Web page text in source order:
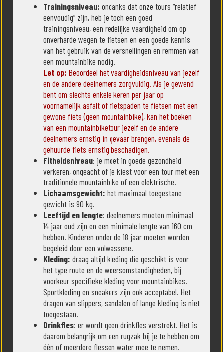
Trainingsniveau: ondanks dat onze tours “relatief
eenvoudig” zijn, heb je toch een goed
trainingsniveau, een redelijke vaardigheid om op
onverharde wegen te fietsen en een goede kennis
van het gebruik van de versnellingen en remmen van
een mountainbike nodig.
Let op: Beoordeel het vaardigheidsniveau van jezelf
en de andere deelnemers zorgvuldig. Als je gewend
bent om slechts enkele keren per jaar op
voornamelijk asfalt of fietspaden te fietsen met een
gewone fiets (geen mountainbike), kan het boeken
van een mountainbiketour jezelf en de andere
deelnemers ernstig in gevaar brengen, evenals de
gehuurde fiets ernstig beschadigen.
Fitheidsniveau: je moet in goede gezondheid
verkeren, ongeacht of je kiest voor een tour met een
traditionele mountainbike of een elektrische.
Lichaamsgewicht: het maximaal toegestane
gewicht is 90 kg.
Leeftijd en lengte: deelnemers moeten minimaal
14 jaar oud zijn en een minimale lengte van 160 cm
hebben. Kinderen onder de 18 jaar moeten worden
begeleid door een volwassene.
Kleding: draag altijd kleding die geschikt is voor
het type route en de weersomstandigheden, bij
voorkeur specifieke kleding voor mountainbikes.
Sportkleding en sneakers zijn ook acceptabel. Het
dragen van slippers, sandalen of lange kleding is niet
toegestaan.
Drinkfles: er wordt geen drinkfles verstrekt. Het is
daarom belangrijk om een rugzak bij je te hebben om
één of meerdere flessen water mee te nemen.